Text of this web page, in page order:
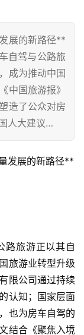
展的新路径**
自驾与公路旅
成为推动中国
中国旅游报》
造了公众对房
人大建议…
路旅游正以其自
旅游业转型升级
限公司通过持续
认知；国家层面
也为房车自驾的
结合《聚焦入境